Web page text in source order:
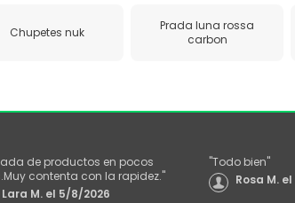
Chupetes nuk
Prada luna rossa
carbon
de productos en pocos
contenta con la rapidez."
Lara M. el 5/8/2026
"Todo bien"
Rosa M. el